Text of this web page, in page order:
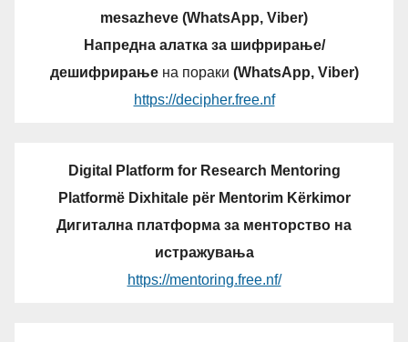
mesazheve (WhatsApp, Viber)
Напредна алатка за шифрирање/
дешифрирањена пораки (WhatsApp, Viber)
https://decipher.free.nf
Digital Platform for Research Mentoring
Platformë Dixhitale për Mentorim Kërkimor
Дигитална платформа за менторство на
истражувања
https://mentoring.free.nf/